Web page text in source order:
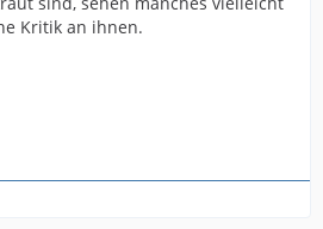
Kritik an ihnen.